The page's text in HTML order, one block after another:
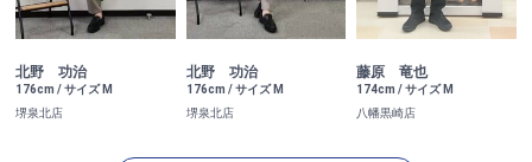
北野 功治
176cm / サイズ M
堺泉北店
北野 功治
176cm / サイズ M
堺泉北店
藤原 竜也
174cm / サイズ M
八幡黒崎店